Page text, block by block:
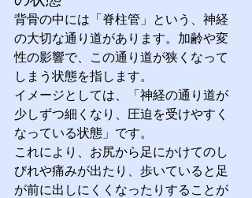
背骨の中には「脊柱管」という、神経
の大切な通り道があります。加齢や変
性の影響で、この通り道が狭くなって
しまう状態を指します。
イメージとしては、「神経の通り道が
少しずつ細くなり、圧迫を受けやすく
なっている状態」です。
これにより、お尻から足にかけてのし
びれや痛みが出たり、歩いていると足
が前に出しにくくなったりすることが